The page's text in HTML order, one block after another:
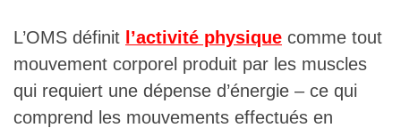
L’OMS définit l’activité physique comme tout
mouvement corporel produit par les muscles
qui requiert une dépense d’énergie – ce qui
comprend les mouvements effectués en